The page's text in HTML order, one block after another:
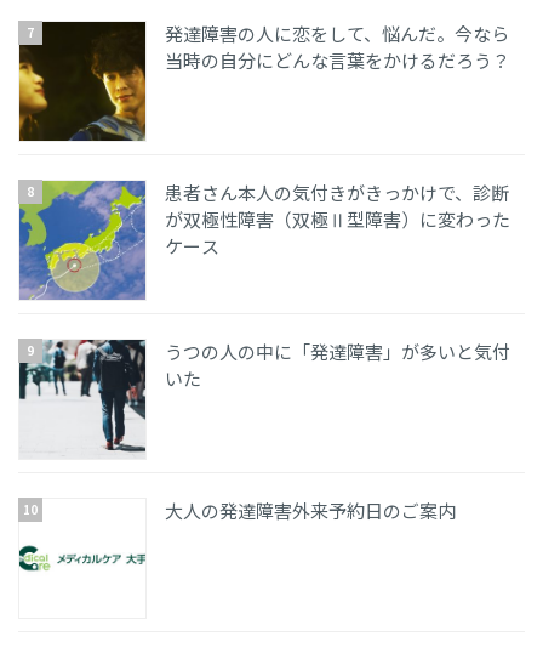
発達障害の人に恋をして、悩んだ。今なら
当時の自分にどんな言葉をかけるだろう？
患者さん本人の気付きがきっかけで、診断
が双極性障害（双極Ⅱ型障害）に変わった
ケース
うつの人の中に「発達障害」が多いと気付
いた
大人の発達障害外来予約日のご案内